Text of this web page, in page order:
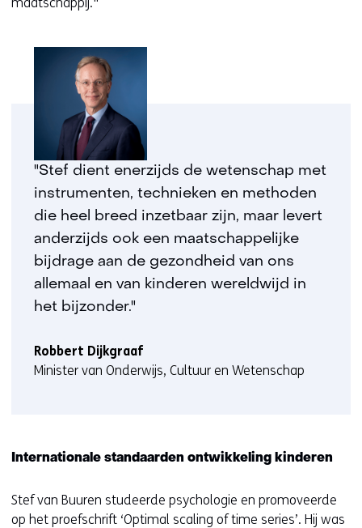
"Stef dient enerzijds de wetenschap met
instrumenten, technieken en methoden
die heel breed inzetbaar zijn, maar levert
anderzijds ook een maatschappelijke
bijdrage aan de gezondheid van ons
allemaal en van kinderen wereldwijd in
het bijzonder."
Robbert Dijkgraaf
Minister van Onderwijs, Cultuur en Wetenschap
Internationale standaarden ontwikkeling kinderen
Stef van Buuren studeerde psychologie en promoveerde
op het proefschrift ‘Optimal scaling of time series’. Hij was